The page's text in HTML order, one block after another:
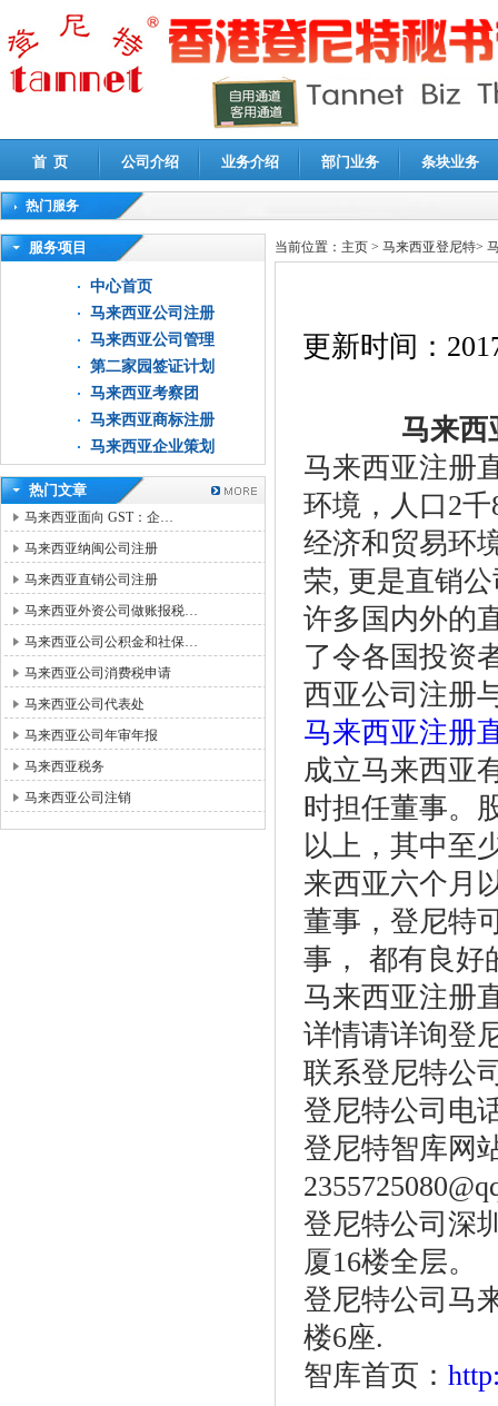
首 页 公司介绍 业务介绍 部门业务 条块业务
热门服务
高新技术企业认定审计|企业所得税汇算清缴申报鉴证
服务项目
中心首页
马来西亚公司注册
马来西亚公司管理
第二家园签证计划
马来西亚考察团
马来西亚商标注册
马来西亚企业策划
热门文章
马来西亚面向 GST：企…
马来西亚纳闽公司注册
马来西亚直销公司注册
马来西亚外资公司做账报税…
马来西亚公司公积金和社保…
马来西亚公司消费税申请
马来西亚公司代表处
马来西亚公司年审年报
马来西亚税务
马来西亚公司注销
当前位置： 主页 > 马来西亚登尼特>
更新时间：
马来西
马来西亚注册
环境，人口2
经济和贸易环
荣, 更是直销
许多国内外的
了令各国投资
西亚公司注册
马来西亚注册
成立马来西亚
时担任董事。
以上，其中至
来西亚六个月
董事，登尼特
事， 都有良好
马来西亚注册
详情请详询登
联系登尼特公
登尼特公司电
登尼特智库网
登尼特公司深
厦16楼全层。
登尼特公司马
楼6座.
智库首页：